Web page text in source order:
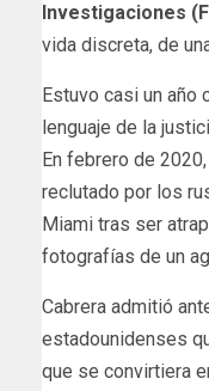
Investigaciones
vida discreta, de
Estuvo casi un año
lenguaje de la
En febrero de
reclutado por los
Miami tras ser
fotografías de un
Cabrera admitió
estadounidenses
que se convirtiera